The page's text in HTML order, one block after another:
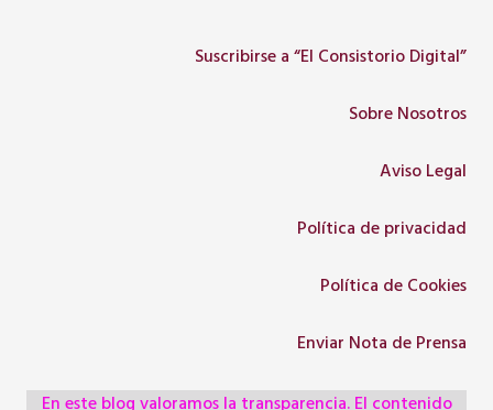
Suscribirse a “El Consistorio Digital”
Sobre Nosotros
Aviso Legal
Política de privacidad
Política de Cookies
Enviar Nota de Prensa